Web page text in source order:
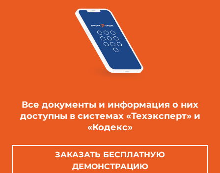
Все документы и информация о них
доступны в системах «Техэксперт» и
«Кодекс»
ЗАКАЗАТЬ БЕСПЛАТНУЮ
ДЕМОНСТРАЦИЮ